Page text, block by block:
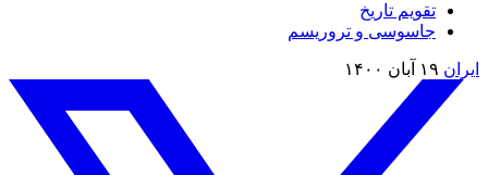
تقویم تاريخ
جاسوسی و تروریسم
ایران ۱۹ آبان ۱۴۰۰